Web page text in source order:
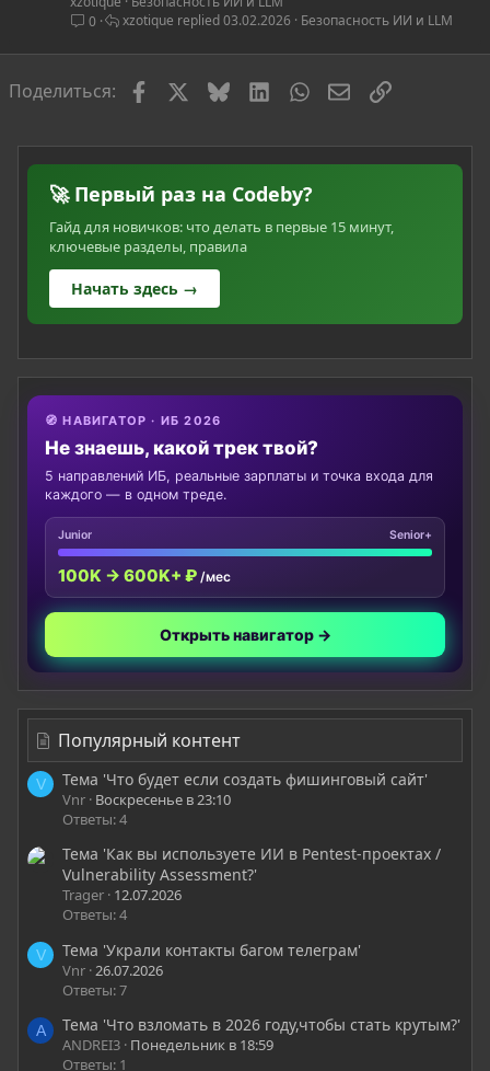
ь
0
Безопасность ИИ и LLM
03.02.2026
xzotique
Поделиться: FacebookBlueskyLinkedInWhatsAppЭлектронная
Ссылка
🚀 Первый раз на Codeby?
Гайд для новичков: что делать в первые 15 минут,
ключевые разделы, правила
Начать здесь →
🧭 НАВИГАТОР · ИБ 2026
Не знаешь, какой трек твой?
5 направлений ИБ, реальные зарплаты и точка входа для
каждого — в одном треде.
Junior Senior+
100K → 600K+ ₽ /мес
Открыть навигатор →
Популярный контент
V Тема 'Что будет если создать фишинговый сайт'
Vnr Воскресенье в 23:10
Ответы: 4
Тема 'Как вы используете ИИ в Pentest-проектах /
Vulnerability Assessment?'
Trager 12.07.2026
Ответы: 4
V Тема 'Украли контакты багом телеграм'
Vnr 26.07.2026
Ответы: 7
A Тема 'Что взломать в 2026 году,чтобы стать крутым?'
ANDREI3 Понедельник в 18:59
Ответы: 1